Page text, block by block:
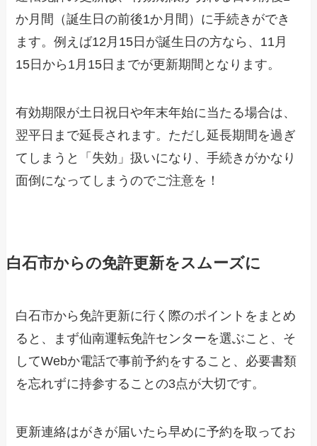
か月間（誕生日の前後1か月間）に手続きができ
ます。例えば12月15日が誕生日の方なら、11月
15日から1月15日までが更新期間となります。
有効期限が土日祝日や年末年始に当たる場合は、
翌平日まで延長されます。ただし延長期間を過ぎ
てしまうと「失効」扱いになり、手続きがかなり
面倒になってしまうのでご注意を！
白石市からの免許更新をスムーズに
白石市から免許更新に行く際のポイントをまとめ
ると、まず仙南運転免許センターを選ぶこと、そ
してWebか電話で事前予約をすること、必要書類
を忘れずに持参することの3点が大切です。
更新連絡はがきが届いたら早めに予約を取ってお